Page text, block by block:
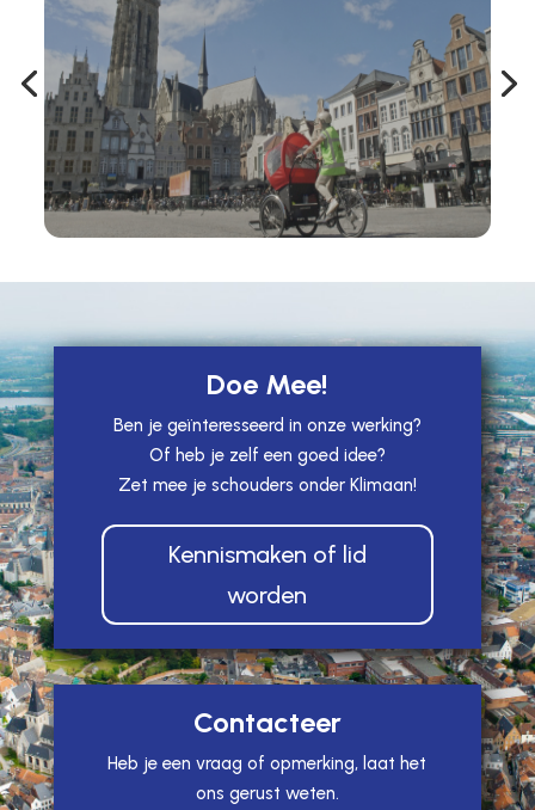
Doe Mee!
Ben je geïnteresseerd in onze werking?
Of heb je zelf een goed idee?
Zet mee je schouders onder Klimaan!
Kennismaken of lid
worden
Contacteer
Heb je een vraag of opmerking, laat het
ons gerust weten.